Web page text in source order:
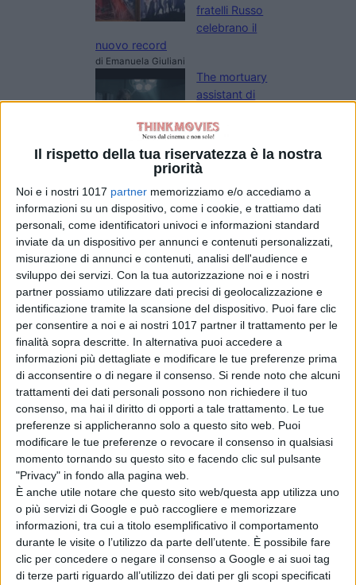
Il rispetto della tua riservatezza è la nostra
priorità
Noi e i nostri 1017 partner memorizziamo e/o accediamo a
informazioni su un dispositivo, come i cookie, e trattiamo dati
personali, come identificatori univoci e informazioni standard
inviate da un dispositivo per annunci e contenuti personalizzati,
misurazione di annunci e contenuti, analisi dell'audience e
sviluppo dei servizi. Con la tua autorizzazione noi e i nostri
partner possiamo utilizzare dati precisi di geolocalizzazione e
identificazione tramite la scansione del dispositivo. Puoi fare clic
per consentire a noi e ai nostri 1017 partner il trattamento per le
finalità sopra descritte. In alternativa puoi accedere a
informazioni più dettagliate e modificare le tue preferenze prima
di acconsentire o di negare il consenso. Si rende noto che alcuni
trattamenti dei dati personali possono non richiedere il tuo
consenso, ma hai il diritto di opporti a tale trattamento. Le tue
preferenze si applicheranno solo a questo sito web. Puoi
modificare le tue preferenze o revocare il consenso in qualsiasi
momento tornando su questo sito e facendo clic sul pulsante
"Privacy" in fondo alla pagina web.
È anche utile notare che questo sito web/questa app utilizza uno
o più servizi di Google e può raccogliere e memorizzare
informazioni, tra cui a titolo esemplificativo il comportamento
durante le visite o l’utilizzo da parte dell’utente. È possibile fare
clic per concedere o negare il consenso a Google e ai suoi tag
di terze parti riguardo all’utilizzo dei dati per gli scopi specificati
fratelli Russo
celebrano il
nuovo record
di Emanuela Giuliani
The mortuary
assistant di
3 settembre al
cinema
di La Redazione
al cinema
“Unshatter”: il
documentario sul
ritorno della band
di La Redazione
La violinista, dalla
vittoria ad
Annecy al
Toronto
International Film
Festival 2026
di Emanuela Giuliani
Chi siamoContattiPrivacy PolicyCookie Policy
Emanuela Giuliani CFGLNMNL77T43L639
Disclaimer